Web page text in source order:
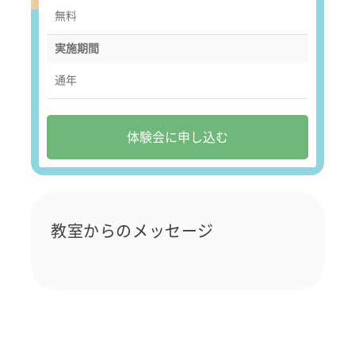
無料
実施期間
通年
体験会に申し込む
教室からのメッセージ